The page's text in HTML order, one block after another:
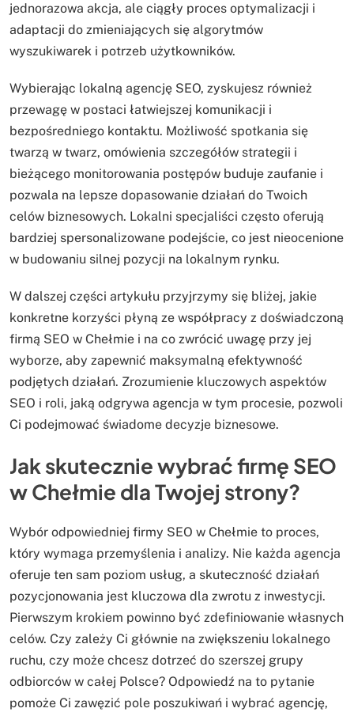
jednorazowa akcja, ale ciągły proces optymalizacji i
adaptacji do zmieniających się algorytmów
wyszukiwarek i potrzeb użytkowników.
Wybierając lokalną agencję SEO, zyskujesz również
przewagę w postaci łatwiejszej komunikacji i
bezpośredniego kontaktu. Możliwość spotkania się
twarzą w twarz, omówienia szczegółów strategii i
bieżącego monitorowania postępów buduje zaufanie i
pozwala na lepsze dopasowanie działań do Twoich
celów biznesowych. Lokalni specjaliści często oferują
bardziej spersonalizowane podejście, co jest nieocenione
w budowaniu silnej pozycji na lokalnym rynku.
W dalszej części artykułu przyjrzymy się bliżej, jakie
konkretne korzyści płyną ze współpracy z doświadczoną
firmą SEO w Chełmie i na co zwrócić uwagę przy jej
wyborze, aby zapewnić maksymalną efektywność
podjętych działań. Zrozumienie kluczowych aspektów
SEO i roli, jaką odgrywa agencja w tym procesie, pozwoli
Ci podejmować świadome decyzje biznesowe.
Jak skutecznie wybrać firmę SEO
w Chełmie dla Twojej strony?
Wybór odpowiedniej firmy SEO w Chełmie to proces,
który wymaga przemyślenia i analizy. Nie każda agencja
oferuje ten sam poziom usług, a skuteczność działań
pozycjonowania jest kluczowa dla zwrotu z inwestycji.
Pierwszym krokiem powinno być zdefiniowanie własnych
celów. Czy zależy Ci głównie na zwiększeniu lokalnego
ruchu, czy może chcesz dotrzeć do szerszej grupy
odbiorców w całej Polsce? Odpowiedź na to pytanie
pomoże Ci zawęzić pole poszukiwań i wybrać agencję,